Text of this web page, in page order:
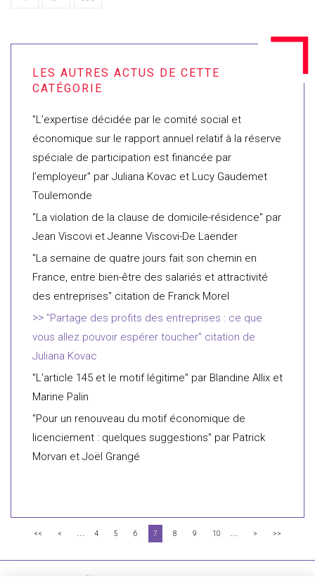
"L’expertise décidée par le comité social et
économique sur le rapport annuel relatif à la réserve
spéciale de participation est financée par
l’employeur" par Juliana Kovac et Lucy Gaudemet
Toulemonde
"La violation de la clause de domicile-résidence" par
Jean Viscovi et Jeanne Viscovi-De Laender
"La semaine de quatre jours fait son chemin en
France, entre bien-être des salariés et attractivité
des entreprises" citation de Franck Morel
"Partage des profits des entreprises : ce que
vous allez pouvoir espérer toucher" citation de
Juliana Kovac
"L'article 145 et le motif légitime" par Blandine Allix et
Marine Palin
"Pour un renouveau du motif économique de
licenciement : quelques suggestions" par Patrick
Morvan et Joël Grangé
<< < ... 4 5 6 7 8 9 10 ... > >>